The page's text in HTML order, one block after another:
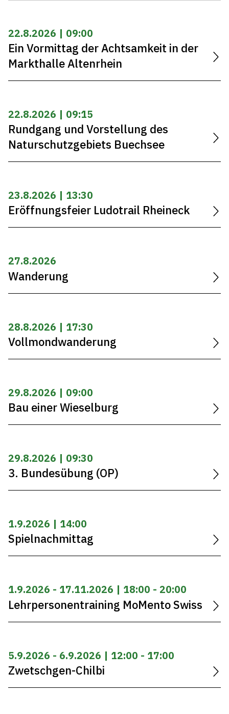
22.8.2026 | 09:00
Ein Vormittag der Achtsamkeit in der
Markthalle Altenrhein
22.8.2026 | 09:15
Rundgang und Vorstellung des
Naturschutzgebiets Buechsee
23.8.2026 | 13:30
Eröffnungsfeier Ludotrail Rheineck
27.8.2026
Wanderung
28.8.2026 | 17:30
Vollmondwanderung
29.8.2026 | 09:00
Bau einer Wieselburg
29.8.2026 | 09:30
3. Bundesübung (OP)
1.9.2026 | 14:00
Spielnachmittag
1.9.2026 - 17.11.2026 | 18:00 - 20:00
Lehrpersonentraining MoMento Swiss
5.9.2026 - 6.9.2026 | 12:00 - 17:00
Zwetschgen-Chilbi